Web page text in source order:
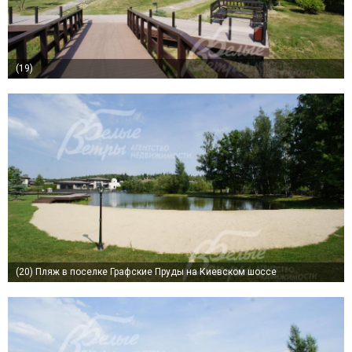
(19)
(20) Пляж в поселке Графские Пруды на Киевском шоссе